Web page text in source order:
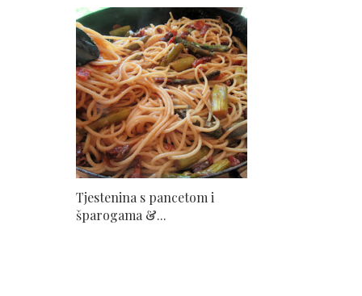
Tjestenina s pancetom i
šparogama &...